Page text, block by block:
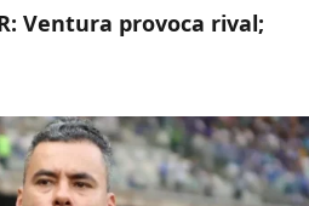
Ventura provoca rival;